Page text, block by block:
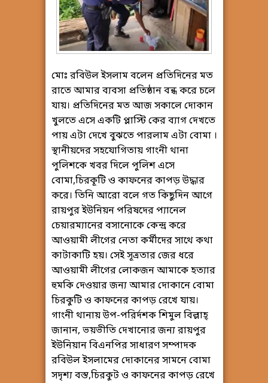
মোঃ রবিউল ইসলাম বলেন প্রতিদিনের মত
রাতে আমার ব্যবসা প্রতিষ্ঠান বন্ধ করে চলে
যায়। প্রতিদিনের মত আজ সকালে দোকান
খুলতে এসে একটি প্লাস্টি কের ব্যাগ দেখতে
পায় এটা দেখে বুঝতে পারলাম এটা বোমা ।
স্থানীয়দের সহযোগিতায় গাংনী থানা
পুলিশকে খবর দিলে পুলিশ এসে
বোমা,চিরকূটি ও কাফনের কাপড় উদ্ধার
করে। তিনি আরো বলে গত কিছুদিন আগে
রায়পুর ইউনিয়ন পরিষদের প্যানেল
চেয়ারম্যানের বসানোকে কেন্দ্র করে
আওয়ামী লীগের নেতা কর্মীদের সাথে কথা
কাটাকাটি হয়। সেই সূত্রতার জের ধরে
আওয়ামী লীগের লোকজন আমাকে হত্যার
হুমকি দেওয়ার জন্য আমার দোকানে বোমা
চিরকুটি ও কাফনের কাপড় রেখে যায়।
গাংনী থানায় উপ-পরির্দশক শিমুল বিল্লাহ্
জানান, ভয়ভীতি দেখানোর জন্য রায়পুর
ইউনিয়ান বিএনপির সাধারণ সম্পাদক
রবিউল ইসলামের দোকানের সামনে বোমা
সদৃশ্য বস্ত,চিরকুট ও কাফনের কাপড় রেখে